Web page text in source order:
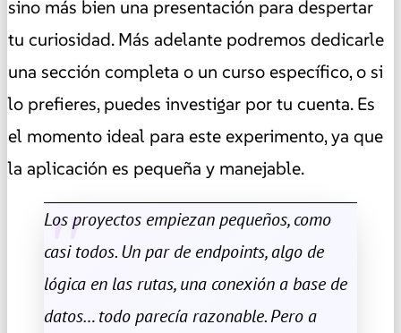
sino más bien una presentación para despertar
tu curiosidad. Más adelante podremos dedicarle
una sección completa o un curso específico, o si
lo prefieres, puedes investigar por tu cuenta. Es
el momento ideal para este experimento, ya que
la aplicación es pequeña y manejable.
Los proyectos empiezan pequeños, como
casi todos. Un par de endpoints, algo de
lógica en las rutas, una conexión a base de
datos… todo parecía razonable. Pero a